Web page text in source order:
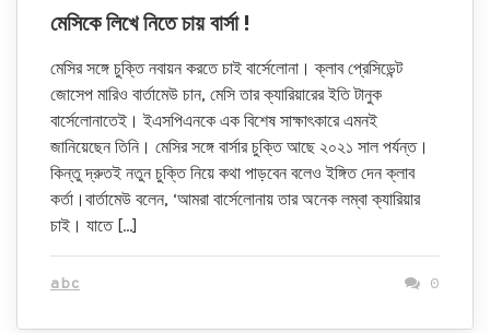
মেসিকে লিখে নিতে চায় বার্সা !
মেসির সঙ্গে চুক্তি নবায়ন করতে চাই বার্সেলোনা। ক্লাব প্রেসিডেন্ট
জোসেপ মারিও বার্তামেউ চান, মেসি তার ক্যারিয়ারের ইতি টানুক
বার্সেলোনাতেই। ইএসপিএনকে এক বিশেষ সাক্ষাৎকারে এমনই
জানিয়েছেন তিনি। মেসির সঙ্গে বার্সার চুক্তি আছে ২০২১ সাল পর্যন্ত।
কিন্তু দ্রুতই নতুন চুক্তি নিয়ে কথা পাড়বেন বলেও ইঙ্গিত দেন ক্লাব
কর্তা।বার্তামেউ বলেন, ‘আমরা বার্সেলোনায় তার অনেক লম্বা ক্যারিয়ার
চাই। যাতে […]
abc 0